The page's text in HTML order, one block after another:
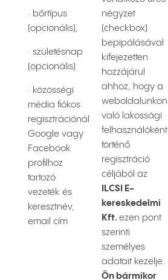
· bőrtípus
(opcionális),
· születésnap
(opcionális)
· közösségi
média fiókos
regisztrációnál
Google vagy
Facebook
profilhoz
tartozó
vezeték és
keresztnév,
email cím
négyzet
(checkbox)
bepipálásával
kifejezetten
hozzájárul
ahhoz, hogy a
weboldalunkon
való lakossági
felhasználóként
történő
regisztráció
céljából az
ILCSI E-
kereskedelmi
Kft. ezen pont
szerinti
személyes
adatait kezelje.
Ön bármikor